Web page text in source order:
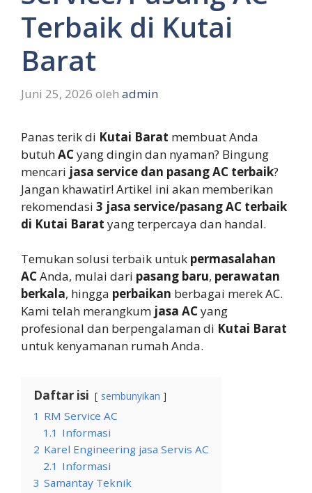
Terbaik di Kutai
Barat
Juni 25, 2026 oleh admin
Panas terik di Kutai Barat membuat Anda
butuhACyang dingin dan nyaman? Bingung
mencari jasa service dan pasang AC terbaik?
Jangan khawatir! Artikel ini akan memberikan
rekomendasi 3 jasa service/pasang AC terbaik
di Kutai Barat yang terpercaya dan handal.
Temukan solusi terbaik untuk permasalahan
ACAnda, mulai dari pasang baru, perawatan
berkala, hingga perbaikan berbagai merek AC.
Kami telah merangkum jasa ACyang
profesional dan berpengalaman di Kutai Barat
untuk kenyamanan rumah Anda.
Daftar isi sembunyikan
1 RM Service AC
1.1 Informasi
2 Karel Engineering jasa Servis AC
2.1 Informasi
3 Samantay Teknik